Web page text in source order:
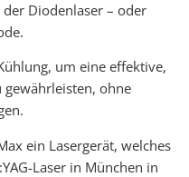
Diodenlaser – oder
um eine effektive,
gewährleisten, ohne
ein Lasergerät, welches
Laser in München in